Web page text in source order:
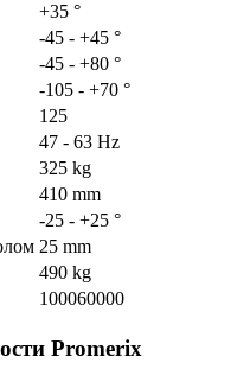
+35 °
-45 - +45 °
-45 - +80 °
-105 - +70 °
125
47 - 63 Hz
325 kg
410 mm
-25 - +25 °
25 mm
490 kg
100060000
Promerix